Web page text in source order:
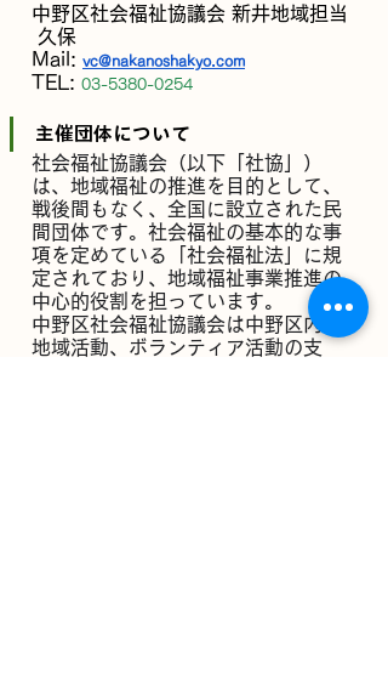
中野区社会福祉協議会 新井地域担当
久保
Mail: vc@nakanoshakyo.com
TEL: 03-5380-0254
主催団体について
社会福祉協議会（以下「社協」）
は、地域福祉の推進を目的として、
戦後間もなく、全国に設立された民
間団体です。社会福祉の基本的な事
項を定めている「社会福祉法」に規
定されており、地域福祉事業推進の
中心的役割を担っています。
中野区社会福祉協議会は中野区内の
地域活動、ボランティア活動の支